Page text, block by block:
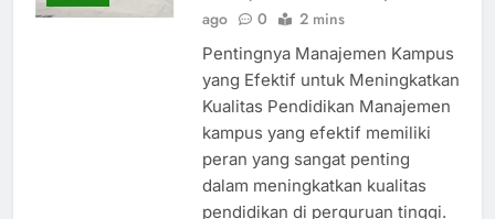
ARTIKEL kampusindonesia
Pentingnya Manajemen Kampus
yang Efektif untuk Meningkatkan
Kualitas Pendidikan Manajemen
kampus yang efektif memiliki
peran yang sangat penting
dalam meningkatkan kualitas